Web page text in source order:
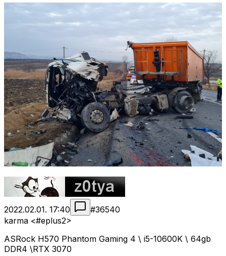
2022.02.01. 17:40 #36540
karma <#eplus2>
ASRock H570 Phantom Gaming 4 \ i5-10600K \ 64gb
DDR4 \RTX 3070